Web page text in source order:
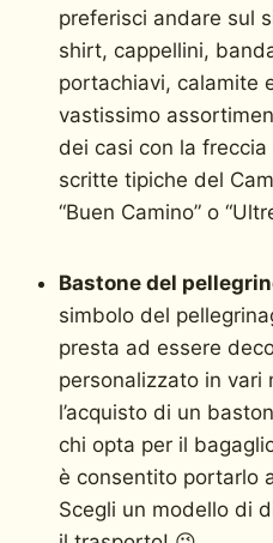
preferisci andare sul
shirt, cappellini,
portachiavi, calamite
vastissimo
dei casi con la
scritte tipiche del
“Buen Camino” o
Bastone del
simbolo del
presta ad essere
personalizzato in vari
l’acquisto di un
chi opta per il
è consentito portarlo
Scegli un modello di